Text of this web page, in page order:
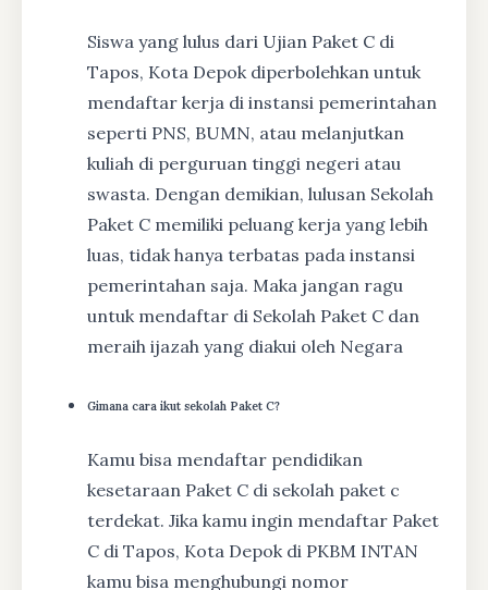
Siswa yang lulus dari Ujian Paket C di
Tapos, Kota Depok diperbolehkan untuk
mendaftar kerja di instansi pemerintahan
seperti PNS, BUMN, atau melanjutkan
kuliah di perguruan tinggi negeri atau
swasta. Dengan demikian, lulusan Sekolah
Paket C memiliki peluang kerja yang lebih
luas, tidak hanya terbatas pada instansi
pemerintahan saja. Maka jangan ragu
untuk mendaftar di Sekolah Paket C dan
meraih ijazah yang diakui oleh Negara
Gimana cara ikut sekolah Paket C?
Kamu bisa mendaftar pendidikan
kesetaraan Paket C di sekolah paket c
terdekat. Jika kamu ingin mendaftar Paket
C di Tapos, Kota Depok di PKBM INTAN
kamu bisa menghubungi nomor